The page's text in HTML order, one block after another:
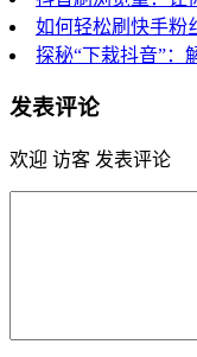
如何轻松刷快手粉
探秘“下栽抖音”：
发表评论
欢迎 访客 发表评论